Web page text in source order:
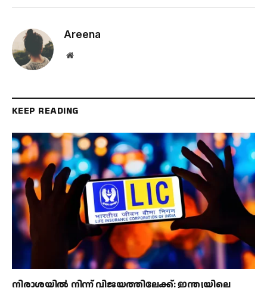
Areena
Website
KEEP READING
നിരാശയിൽ നിന്ന് വിജയത്തിലേക്ക്: ഇന്ത്യയിലെ